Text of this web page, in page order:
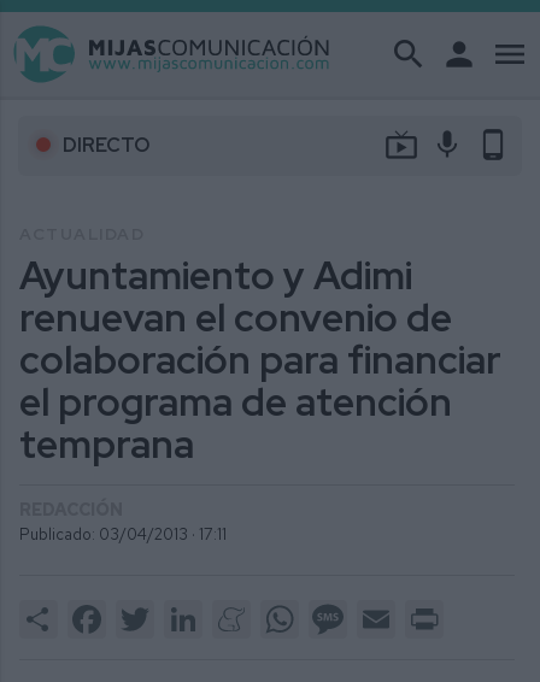
search person menu
DIRECTO live_tv mic phone_android
Ayuntamiento y Adimi
renuevan el convenio de
colaboración para financiar
el programa de atención
temprana
Publicado: 03/04/2013 · 17:11
Share FacebookTwitter LinkedInMeneameWhatsAppMessage
Email